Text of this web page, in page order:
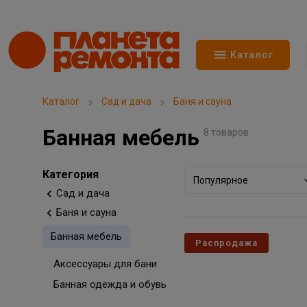
Каталог
Каталог Сад и дача Баня и сауна
Банная мебель 8 товаров
Категория
Сад и дача
Баня и сауна
Банная мебель
Аксессуары для бани
Банная одежда и обувь
Популярное
Распродажа